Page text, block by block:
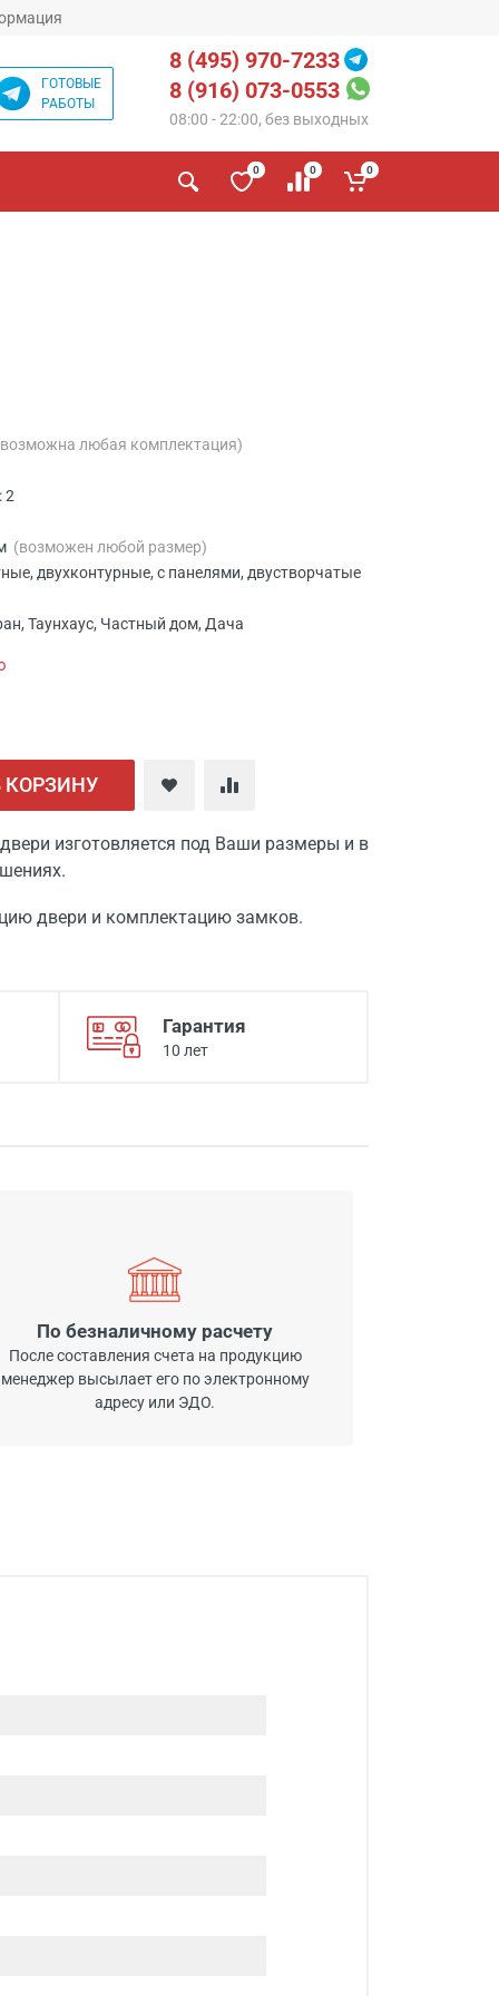
ГОТОВЫЕ
РАБОТЫ
8 (495) 970-7233
8 (916) 073-0553
08:00 - 22:00, без выходных
0 0 0
любая комплектация)
2
(возможен любой размер)
двухконтурные, с панелями, двустворчатые
Таунхаус, Частный дом, Дача
КОРЗИНУ
изготовляется под Ваши размеры и в
двери и комплектацию замков.
Гарантия
10 лет
По безналичному расчету
После составления счета на продукцию
менеджер высылает его по электронному
адресу или ЭДО.